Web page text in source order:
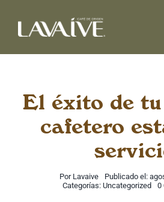
Inicio
Libros de café
Cursos de café
Coffee Business
El éxito de
cafetero
Por Lavaive
Publicado el:
Categorías: Uncategorized 0